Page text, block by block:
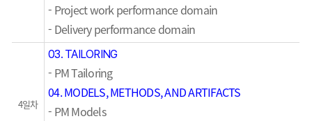
- Project work performance domain
- Delivery performance domain
4일차
03. TAILORING
- PM Tailoring
04. MODELS, METHODS, AND ARTIFACTS
- PM Models